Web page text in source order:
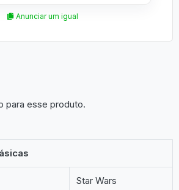
Anunciar um igual
para esse produto.
Star Wars